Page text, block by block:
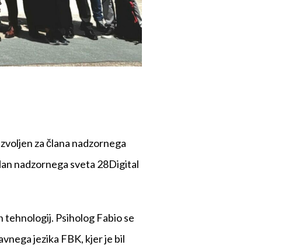
za člana nadzornega
nadzornega sveta 28Digital
tehnologij. Psiholog Fabio se
jezika FBK, kjer je bil